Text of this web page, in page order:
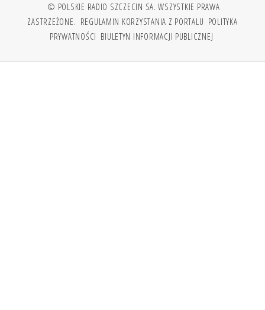
© POLSKIE RADIO SZCZECIN SA. WSZYSTKIE PRAWA
ZASTRZEŻONE. REGULAMIN KORZYSTANIA Z PORTALU POLITYKA
PRYWATNOŚCI BIULETYN INFORMACJI PUBLICZNEJ